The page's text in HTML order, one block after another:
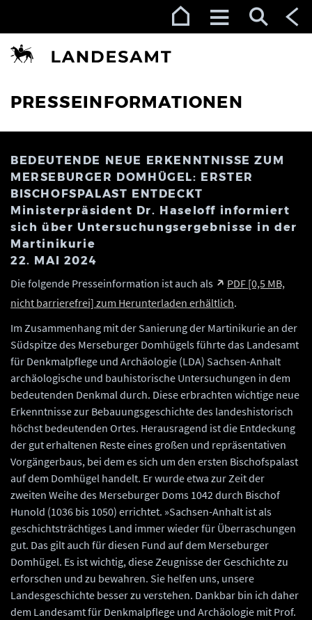
PRESSEINFORMATIONEN
BEDEUTENDE NEUE ERKENNTNISSE ZUM
MERSEBURGER DOMHÜGEL: ERSTER
BISCHOFSPALAST ENTDECKT
Ministerpräsident Dr. Haseloff informiert
sich über Untersuchungsergebnisse in der
Martinikurie
22. MAI 2024
Die folgende Presseinformation ist auch als
PDF [0,5 MB,
nicht barrierefrei] zum Herunterladen erhältlich.
Im Zusammenhang mit der Sanierung der Martinikurie an der
Südspitze des Merseburger Domhügels führte das Landesamt
für Denkmalpflege und Archäologie (LDA) Sachsen-Anhalt
archäologische und bauhistorische Untersuchungen in dem
bedeutenden Denkmal durch. Diese erbrachten wichtige neue
Erkenntnisse zur Bebauungsgeschichte des landeshistorisch
höchst bedeutenden Ortes. Herausragend ist die Entdeckung
der gut erhaltenen Reste eines großen und repräsentativen
Vorgängerbaus, bei dem es sich um den ersten Bischofspalast
auf dem Domhügel handelt. Er wurde etwa zur Zeit der
zweiten Weihe des Merseburger Doms 1042 durch Bischof
Hunold (1036 bis 1050) errichtet. »Sachsen-Anhalt ist als
geschichtsträchtiges Land immer wieder für Überraschungen
gut. Das gilt auch für diesen Fund auf dem Merseburger
Domhügel. Es ist wichtig, diese Zeugnisse der Geschichte zu
erforschen und zu bewahren. Sie helfen uns, unsere
Landesgeschichte besser zu verstehen. Dankbar bin ich daher
dem Landesamt für Denkmalpflege und Archäologie mit Prof.